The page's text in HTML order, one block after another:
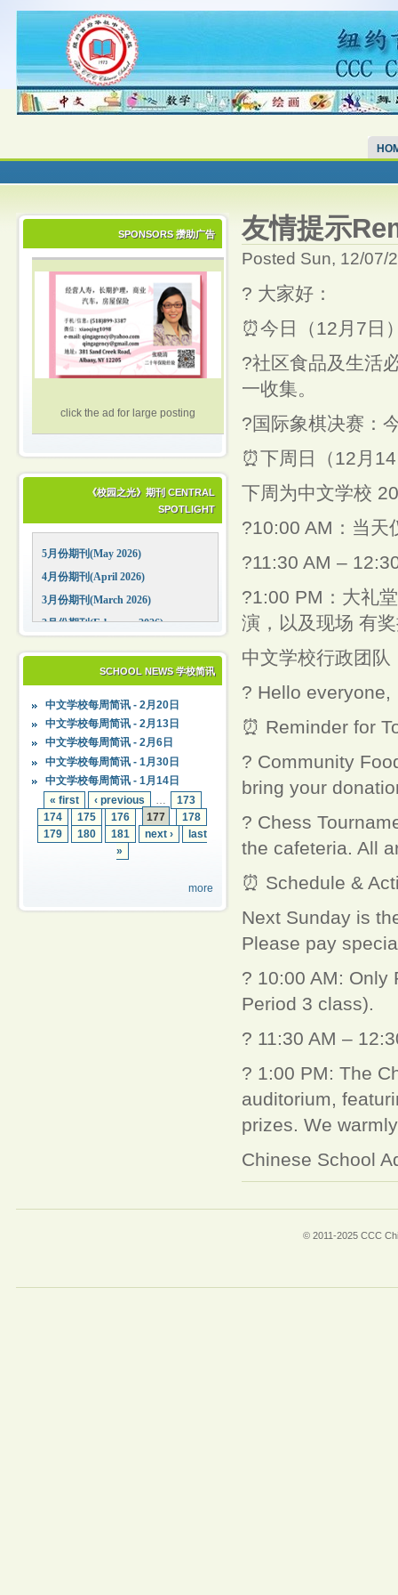
SPONSORS 攒助广告
click the ad for large posting
《校园之光》期刊 CENTRAL
SPOTLIGHT
5月份期刊(May 2026)
4月份期刊(April 2026)
3月份期刊(March 2026)
2月份期刊(February 2026)
12月份期刊(December 2025)
10月份期刊(October 2025)
09月份期刊(September 2025)
SCHOOL NEWS 学校简讯
中文学校每周简讯 - 2月20日
中文学校每周简讯 - 2月13日
中文学校每周简讯 - 2月6日
中文学校每周简讯 - 1月30日
中文学校每周简讯 - 1月14日
« first
‹ previous …
173
174
175 176 177
178
179
180 181 next ›
last
»
more
友情提示
Posted Sun, 12/07/
? 大家好：
⏰今日（12月7日
?社区食品及生活
一收集。
?国际象棋决赛：
⏰下周日（12月
下周为中文学校
?10:00 AM：当天
?11:30 AM –
?1:00 PM：大礼
演，以及现场 有
中文学校行政团队
? Hello everyone,
⏰ Reminder for
? Community
bring your
? Chess
the cafeteria. All
⏰ Schedule &
Next Sunday is
Please pay
? 10:00 AM: Only
Period 3 class).
? 11:30 AM –
? 1:00 PM: The
auditorium,
prizes. We
Chinese School
© 2011-2025 CCC